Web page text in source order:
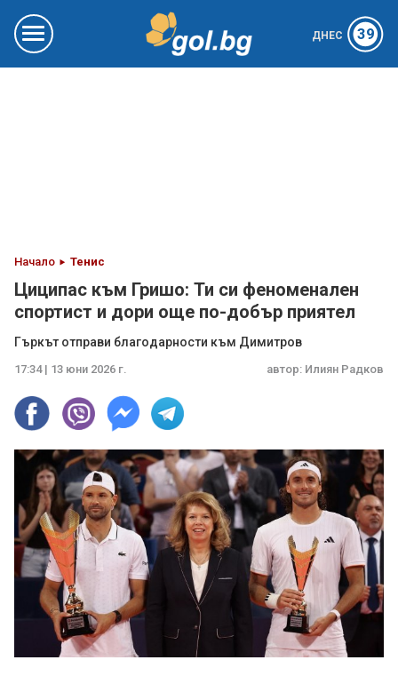
ДНЕС 39
Начало Тенис
Циципас към Гришо: Ти си феноменален
спортист и дори още по-добър приятел
Гъркът отправи благодарности към Димитров
17:34 | 13 юни 2026 г. автор: Илиян Радков